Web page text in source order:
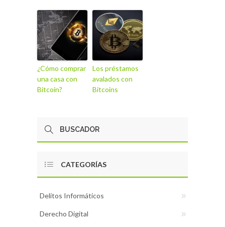
¿Cómo comprar
una casa con
Bitcoin?
Los préstamos
avalados con
Bitcoins
CATEGORÍAS
Delitos Informáticos
Derecho Digital